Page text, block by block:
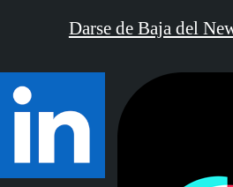
Darse de Baja del